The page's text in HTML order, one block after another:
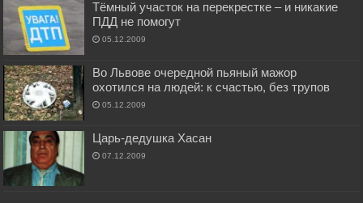
Тёмный участок на перекрестке – и никакие
ПДД не помогут
05.12.2009
Во Львове очередной пьяный мажор
охотился на людей: к счастью, без трупов
05.12.2009
Царь-дедушка Хасан
07.12.2009